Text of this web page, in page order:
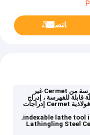
ﺎﺘﺼﻟ ﺍﻶﻧ
إدخالات قابلة للفهرسة من Cermet غير
قابلة للفهرسة ، إدراج
Cermet ، خراطة فولاذية Cermet إدراجات
indexable lathe tool
,
Lathingling Steel